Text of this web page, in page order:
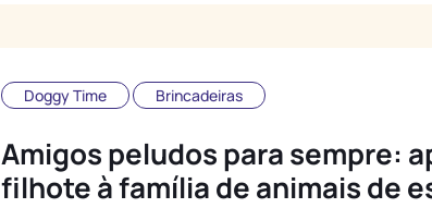
Doggy Time Brincadeiras
Amigos peludos para sempre:
filhote à família de animais de